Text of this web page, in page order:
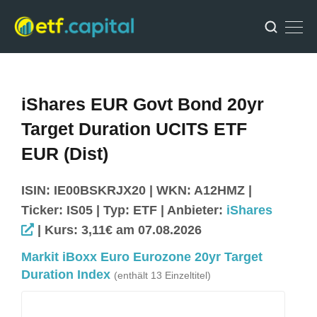
iShares EUR Govt Bond 20yr
Target Duration UCITS ETF
EUR (Dist)
ISIN: IE00BSKRJX20 | WKN: A12HMZ |
Ticker: IS05 | Typ: ETF | Anbieter: iShares
| Kurs: 3,11€ am 07.08.2026
Markit iBoxx Euro Eurozone 20yr Target
Duration Index (enthält 13 Einzeltitel)